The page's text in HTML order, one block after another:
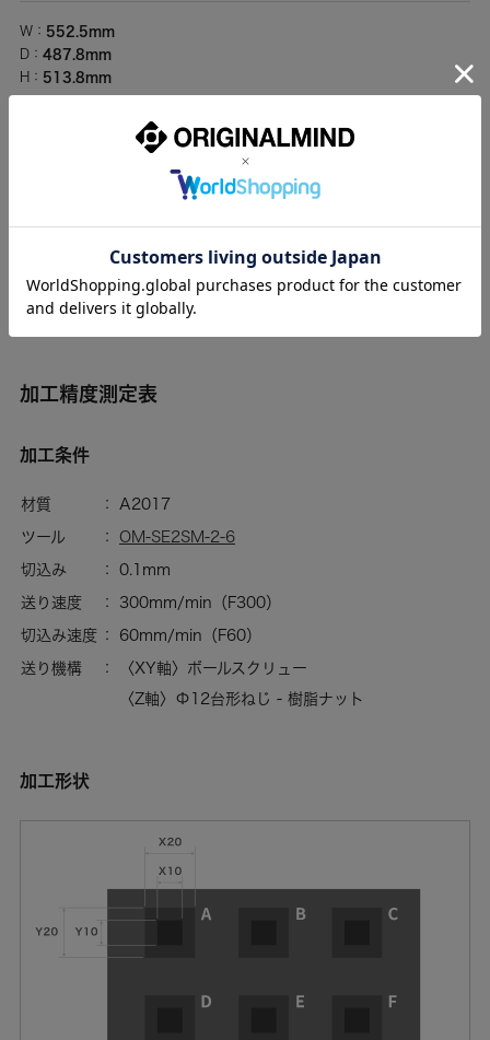
W： 552.5mm
D： 487.8mm
H： 513.8mm
「KitMill」シリーズのモデル比較はこちら
加工精度測定表
加工条件
材質
A2017
ツール
OM-SE2SM-2-6
切込み
0.1mm
送り速度
300mm/min（F300）
切込み速度
60mm/min（F60）
送り機構
〈XY軸〉ボールスクリュー
〈Z軸〉Φ12台形ねじ - 樹脂ナット
加工形状